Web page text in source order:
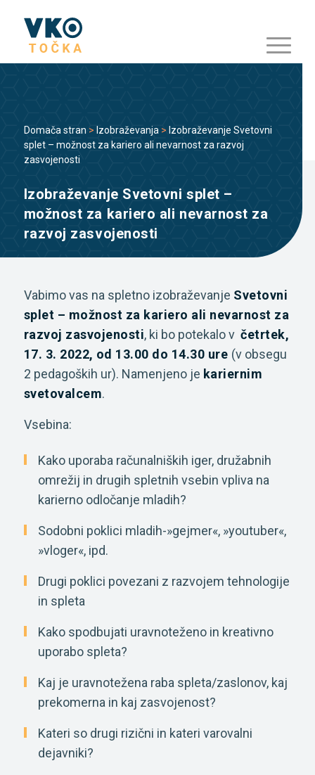
Domača stran > Izobraževanja > Izobraževanje Svetovni
splet – možnost za kariero ali nevarnost za razvoj
zasvojenosti
Izobraževanje Svetovni splet –
možnost za kariero ali nevarnost za
razvoj zasvojenosti
Vabimo vas na spletno izobraževanje Svetovni
splet – možnost za kariero ali nevarnost za
razvoj zasvojenosti, ki bo potekalo včetrtek,
17. 3. 2022, od 13.00 do 14.30 ure (v obsegu
2 pedagoških ur). Namenjeno je kariernim
svetovalcem.
Vsebina:
Kako uporaba računalniških iger, družabnih
omrežij in drugih spletnih vsebin vpliva na
karierno odločanje mladih?
Sodobni poklici mladih-»gejmer«, »youtuber«,
»vloger«, ipd.
Drugi poklici povezani z razvojem tehnologije
in spleta
Kako spodbujati uravnoteženo in kreativno
uporabo spleta?
Kaj je uravnotežena raba spleta/zaslonov, kaj
prekomerna in kaj zasvojenost?
Kateri so drugi rizični in kateri varovalni
dejavniki?